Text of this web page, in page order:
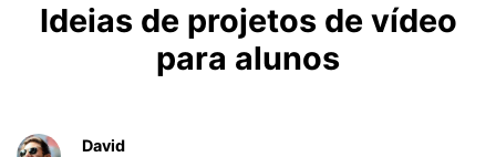
Ideias de projetos de vídeo
para alunos
David